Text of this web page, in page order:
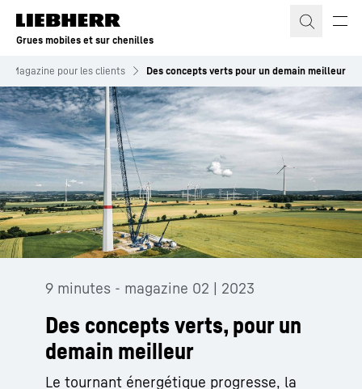
Grues mobiles et sur chenilles
Magazine pour les clients Des concepts verts pour un demain meilleur
9 minutes - magazine 02 | 2023
Des concepts verts, pour un
demain meilleur
Le tournant énergétique progresse, la